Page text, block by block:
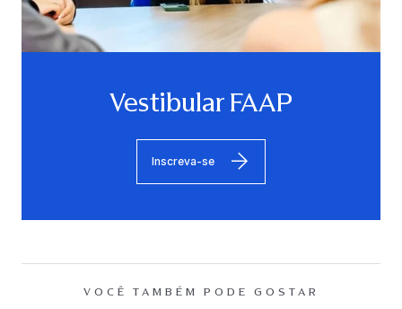
Vestibular FAAP
Inscreva-se
VOCÊ TAMBÉM PODE GOSTAR